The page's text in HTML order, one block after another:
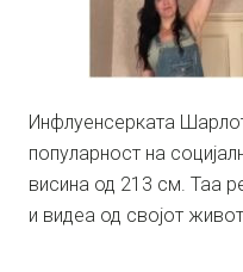
Инфлуенсерката
популарност на
висина од 213 см. Таа
и видеа од својот